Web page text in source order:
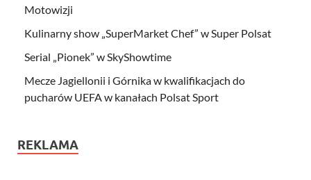
Motowizji
Kulinarny show „SuperMarket Chef” w Super Polsat
Serial „Pionek” w SkyShowtime
Mecze Jagiellonii i Górnika w kwalifikacjach do
pucharów UEFA w kanałach Polsat Sport
REKLAMA